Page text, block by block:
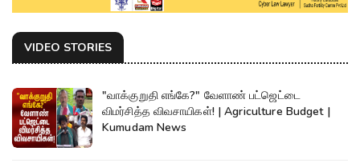
VIDEO STORIES
"வாக்குறுதி எங்கே?" வேளாண் பட்ஜெட்டை
விமர்சித்த விவசாயிகள்! | Agriculture Budget |
Kumudam News